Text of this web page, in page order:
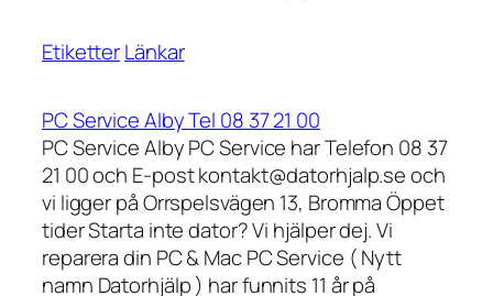
EtiketterLänkar
PC Service Alby Tel 08 37 21 00
PC Service Alby PC Service har Telefon 08 37
21 00 och E-post kontakt@datorhjalp.se och
vi ligger på Orrspelsvägen 13, Bromma Öppet
tider Starta inte dator? Vi hjälper dej. Vi
reparera din PC & Mac PC Service ( Nytt
namn Datorhjälp ) har funnits 11 år på